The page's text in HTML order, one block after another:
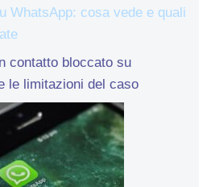
WhatsApp: cosa vede e quali
contatto bloccato su
le limitazioni del caso